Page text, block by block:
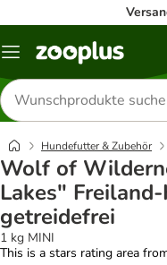
Menü
Produkte
suchen
Hundefutter & Zubehör
Wolf of
Lakes"
getreidefrei
1 kg MINI
This is a stars rating area